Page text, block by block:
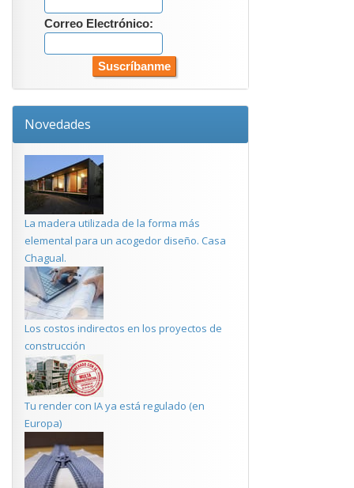
Correo Electrónico:
Novedades
La madera utilizada de la forma más
elemental para un acogedor diseño. Casa
Chagual.
Los costos indirectos en los proyectos de
construcción
Tu render con IA ya está regulado (en
Europa)